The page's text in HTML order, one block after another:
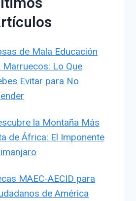
de Mala Educación
Marruecos: Lo Que
Evitar para No
la Montaña Más
de África: El Imponente
MAEC-AECID para
de América